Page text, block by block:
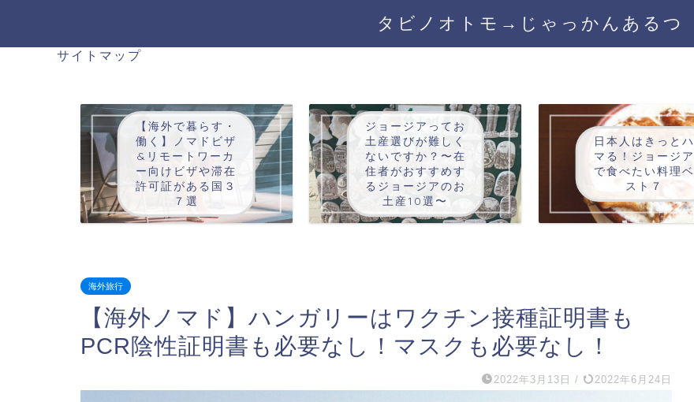
タビノオトモ→じゃっかんあるつ
サイトマップ
【海外で暮らす・
働く】ノマドビザ
&リモートワーカ
ー向けビザや滞在
許可証がある国３
７選
ジョージアってお
土産選びが難しく
ないですか？〜在
住者がおすすめす
るジョージアのお
土産10選〜
日本人はきっとハ
マる！ジョージア
で食べたい料理ベ
スト７
海外旅行
【海外ノマド】ハンガリーはワクチン接種証明書も
PCR陰性証明書も必要なし！マスクも必要なし！
2022年3月13日 / 2022年6月24日